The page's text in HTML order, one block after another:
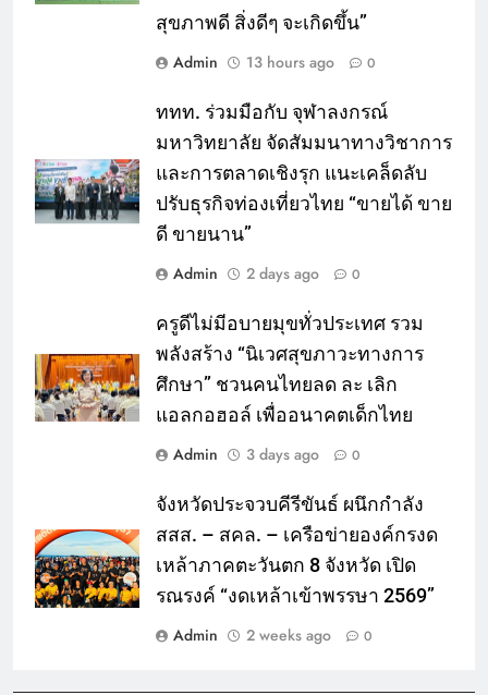
สุขภาพดี สิ่งดีๆ จะเกิดขึ้น”
Admin
13 hours ago 0
ททท. ร่วมมือกับ จุฬาลงกรณ์
มหาวิทยาลัย จัดสัมมนาทางวิชาการ
และการตลาดเชิงรุก แนะเคล็ดลับ
ปรับธุรกิจท่องเที่ยวไทย “ขายได้ ขาย
ดี ขายนาน”
Admin
2 days ago 0
ครูดีไม่มีอบายมุขทั่วประเทศ รวม
พลังสร้าง “นิเวศสุขภาวะทางการ
ศึกษา” ชวนคนไทยลด ละ เลิก
แอลกอฮอล์ เพื่ออนาคตเด็กไทย
Admin
3 days ago 0
จังหวัดประจวบคีรีขันธ์ ผนึกกำลัง
สสส. – สคล. – เครือข่ายองค์กรงด
เหล้าภาคตะวันตก 8 จังหวัด เปิด
รณรงค์ “งดเหล้าเข้าพรรษา 2569”
Admin
2 weeks ago 0